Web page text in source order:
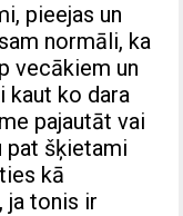
pieejas un
normāli, ka
vecākiem un
kaut ko dara
pajautāt vai
pat šķietami
kā
ja tonis ir